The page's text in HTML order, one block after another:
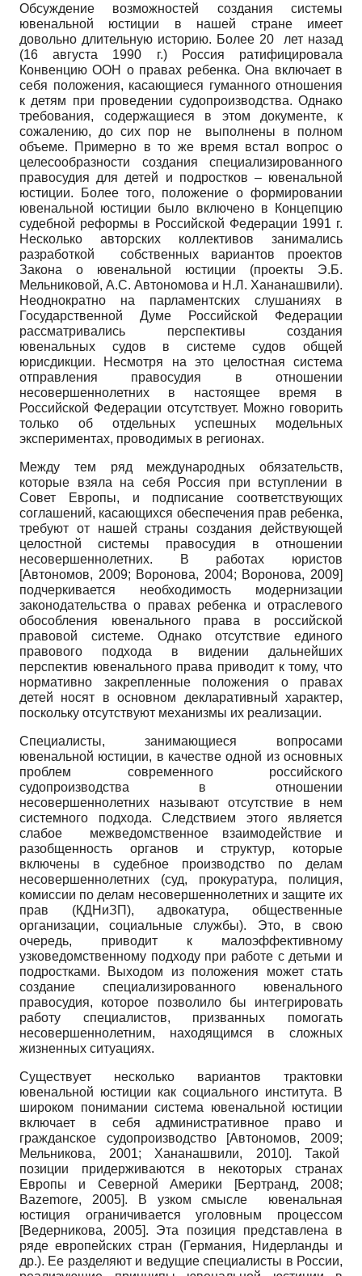
Обсуждение возможностей создания системы
ювенальной юстиции в нашей стране имеет
довольно длительную историю. Более 20 лет назад
(16 августа 1990 г.) Россия ратифицировала
Конвенцию ООН о правах ребенка. Она включает в
себя положения, касающиеся гуманного отношения
к детям при проведении судопроизводства. Однако
требования, содержащиеся в этом документе, к
сожалению, до сих пор не выполнены в полном
объеме. Примерно в то же время встал вопрос о
целесообразности создания специализированного
правосудия для детей и подростков – ювенальной
юстиции. Более того, положение о формировании
ювенальной юстиции было включено в Концепцию
судебной реформы в Российской Федерации 1991 г.
Несколько авторских коллективов занимались
разработкой собственных вариантов проектов
Закона о ювенальной юстиции (проекты Э.Б.
Мельниковой, А.С. Автономова и Н.Л. Хананашвили).
Неоднократно на парламентских слушаниях в
Государственной Думе Российской Федерации
рассматривались перспективы создания
ювенальных судов в системе судов общей
юрисдикции. Несмотря на это целостная система
отправления правосудия в отношении
несовершеннолетних в настоящее время в
Российской Федерации отсутствует. Можно говорить
только об отдельных успешных модельных
экспериментах, проводимых в регионах.
Между тем ряд международных обязательств,
которые взяла на себя Россия при вступлении в
Совет Европы, и подписание соответствующих
соглашений, касающихся обеспечения прав ребенка,
требуют от нашей страны создания действующей
целостной системы правосудия в отношении
несовершеннолетних. В работах юристов
[Автономов, 2009; Воронова, 2004; Воронова, 2009]
подчеркивается необходимость модернизации
законодательства о правах ребенка и отраслевого
обособления ювенального права в российской
правовой системе. Однако отсутствие единого
правового подхода в видении дальнейших
перспектив ювенального права приводит к тому, что
нормативно закрепленные положения о правах
детей носят в основном декларативный характер,
поскольку отсутствуют механизмы их реализации.
Специалисты, занимающиеся вопросами
ювенальной юстиции, в качестве одной из основных
проблем современного российского
судопроизводства в отношении
несовершеннолетних называют отсутствие в нем
системного подхода. Следствием этого является
слабое межведомственное взаимодействие и
разобщенность органов и структур, которые
включены в судебное производство по делам
несовершеннолетних (суд, прокуратура, полиция,
комиссии по делам несовершеннолетних и защите их
прав (КДНиЗП), адвокатура, общественные
организации, социальные службы). Это, в свою
очередь, приводит к малоэффективному
узковедомственному подходу при работе с детьми и
подростками. Выходом из положения может стать
создание специализированного ювенального
правосудия, которое позволило бы интегрировать
работу специалистов, призванных помогать
несовершеннолетним, находящимся в сложных
жизненных ситуациях.
Существует несколько вариантов трактовки
ювенальной юстиции как социального института. В
широком понимании система ювенальной юстиции
включает в себя административное право и
гражданское судопроизводство [Автономов, 2009;
Мельникова, 2001; Хананашвили, 2010]. Такой
позиции придерживаются в некоторых странах
Европы и Северной Америки
[Бертранд, 2008;
Bazemore, 2005]. В узком смысле ювенальная
юстиция ограничивается уголовным процессом
[Ведерникова, 2005]. Эта позиция представлена в
ряде европейских стран (Германия, Нидерланды и
др.). Ее разделяют и ведущие специалисты в России,